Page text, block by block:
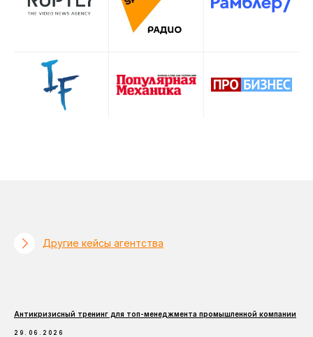
Другие кейсы агентства
ПРОМЫШЛЕННОСТЬ
Антикризисный тренинг для топ-менеджмента промышленной компании
29.06.2026